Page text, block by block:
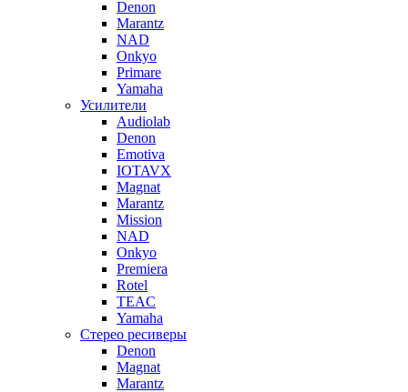
Denon
Marantz
NAD
Onkyo
Primare
Yamaha
Усилители
Audiolab
Denon
Emotiva
IOTAVX
Magnat
Marantz
Mission
NAD
Onkyo
Premiera
Rotel
TEAC
Yamaha
Стерео ресиверы
Denon
Magnat
Marantz